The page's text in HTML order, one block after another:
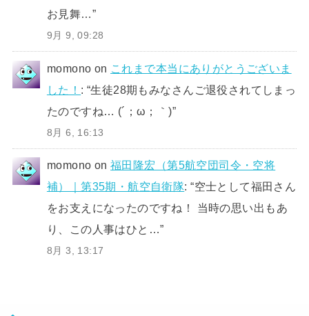
お見舞…”
9月 9, 09:28
momono on これまで本当にありがとうございま
した！ : “生徒28期もみなさんご退役されてしまっ
たのですね… (´；ω；｀)”
8月 6, 16:13
momono on福田隆宏（第5航空団司令・空将
補）｜第35期・航空自衛隊: “空士として福田さん
をお支えになったのですね！ 当時の思い出もあ
り、この人事はひと…”
8月 3, 13:17